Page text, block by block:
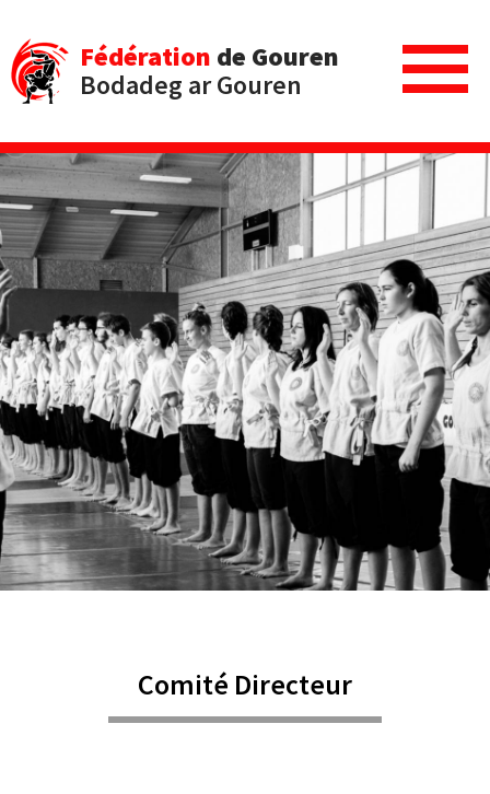
Fédération de Gouren
Bodadeg ar Gouren
Comité Directeur